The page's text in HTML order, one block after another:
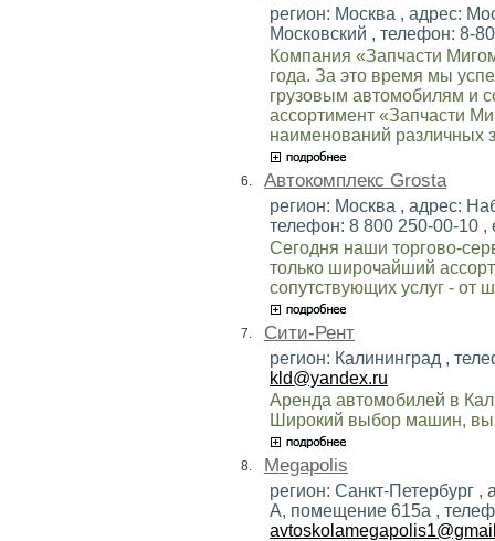
регион: Москва , адрес:
Московский , телефон: 8-
Компания «Запчасти
года. За это время мы
грузовым автомобилям и
ассортимент «Запчасти
наименований различных
6. Автокомплекс Grosta
регион: Москва , адрес:
телефон: 8 800 250-00-10 ,
Сегодня наши торгово-
только широчайший
сопутствующих услуг - от
7. Сити-Рент
регион: Калининград ,
kld@yandex.ru
Аренда автомобилей в
Широкий выбор машин,
8. Megapolis
регион: Санкт-Петербург
А, помещение 615а ,